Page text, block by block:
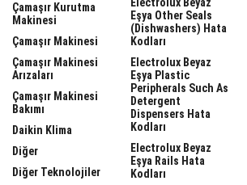
Çamaşır Kurutma
Makinesi
Çamaşır Makinesi
Çamaşır Makinesi
Arızaları
Çamaşır Makinesi
Bakımı
Daikin Klima
Diğer
Diğer Teknolojiler
Eşya Other Seals
(dishwashers) Hata
Kodları
Electrolux Beyaz
Eşya Plastic
Peripherals Such As
Detergent
Dispensers Hata
Kodları
Electrolux Beyaz
Eşya Rails Hata
Kodları